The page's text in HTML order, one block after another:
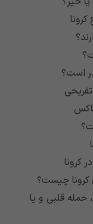
است؟
چیست؟
حمله قلبی و یا